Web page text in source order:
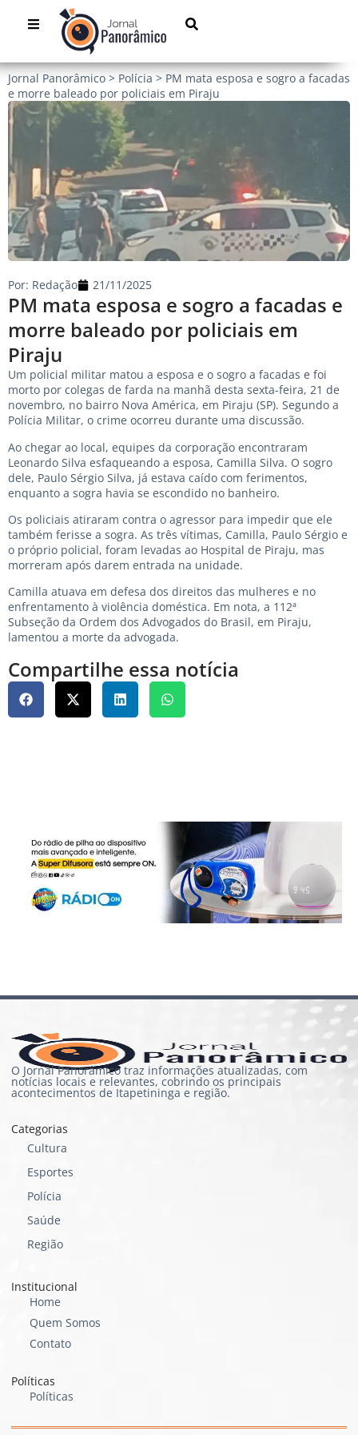
Jornal Panorâmico > Polícia > PM mata esposa e sogro a facadas
e morre baleado por policiais em Piraju
PM mata esposa e sogro a facadas e
morre baleado por policiais em
Piraju
Por: Redação 21/11/2025
Um policial militar matou a esposa e o sogro a facadas e foi
morto por colegas de farda na manhã desta sexta-feira, 21 de
novembro, no bairro Nova América, em Piraju (SP). Segundo a
Polícia Militar, o crime ocorreu durante uma discussão.
Ao chegar ao local, equipes da corporação encontraram
Leonardo Silva esfaqueando a esposa, Camilla Silva. O sogro
dele, Paulo Sérgio Silva, já estava caído com ferimentos,
enquanto a sogra havia se escondido no banheiro.
Os policiais atiraram contra o agressor para impedir que ele
também ferisse a sogra. As três vítimas, Camilla, Paulo Sérgio e
o próprio policial, foram levadas ao Hospital de Piraju, mas
morreram após darem entrada na unidade.
Camilla atuava em defesa dos direitos das mulheres e no
enfrentamento à violência doméstica. Em nota, a 112ª
Subseção da Ordem dos Advogados do Brasil, em Piraju,
lamentou a morte da advogada.
Compartilhe essa notícia
O Jornal Panorâmico traz informações atualizadas, com
notícias locais e relevantes, cobrindo os principais
acontecimentos de Itapetininga e região.
Categorias
Cultura
Esportes
Polícia
Saúde
Região
Institucional
Home
Quem Somos
Contato
Políticas
Políticas